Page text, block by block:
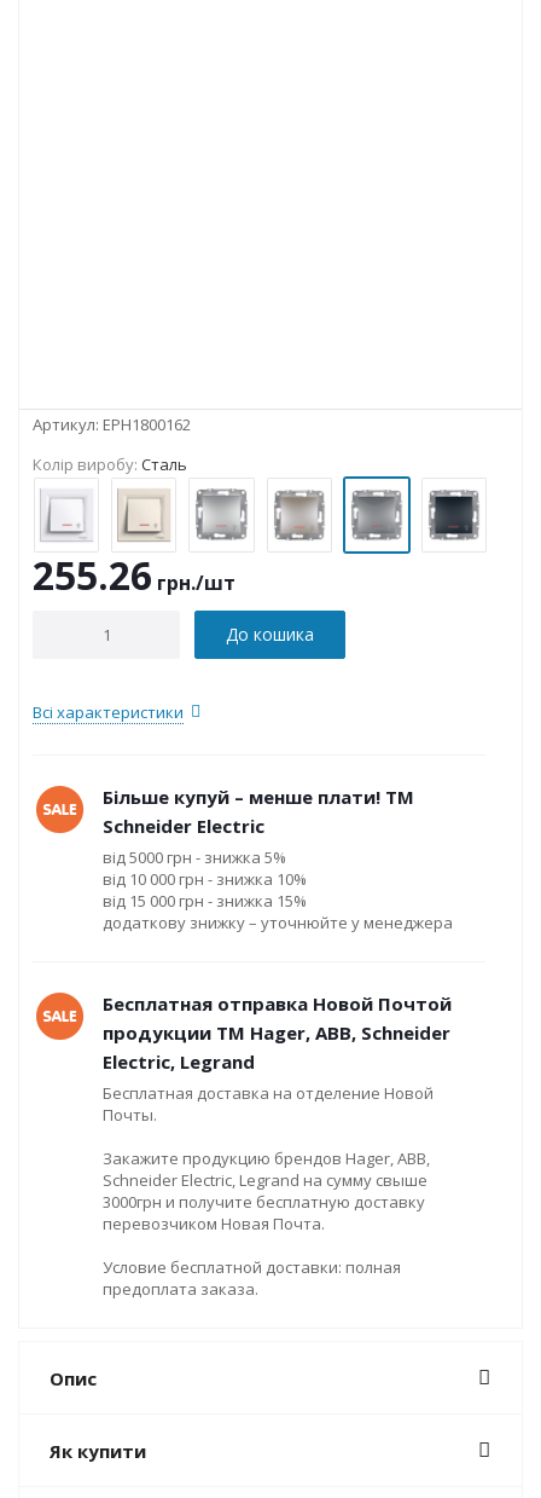
Артикул: EPH1800162
Колір виробу: Сталь
255.26 грн./шт
До кошика
Всі характеристики
Більше купуй – менше плати! ТМ
Schneider Electric
від 5000 грн - знижка 5%
від 10 000 грн - знижка 10%
від 15 000 грн - знижка 15%
додаткову знижку – уточнюйте у менеджера
Бесплатная отправка Новой Почтой
продукции ТМ Hager, ABB, Schneider
Electric, Legrand
Бесплатная доставка на отделение Новой
Почты.
Закажите продукцию брендов Hager, ABB,
Schneider Electric, Legrand на сумму свыше
3000грн и получите бесплатную доставку
перевозчиком Новая Почта.
Условие бесплатной доставки: полная
предоплата заказа.
Опис
Як купити